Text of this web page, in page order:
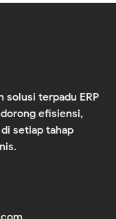
solusi terpadu ERP
efisiensi,
setiap tahap